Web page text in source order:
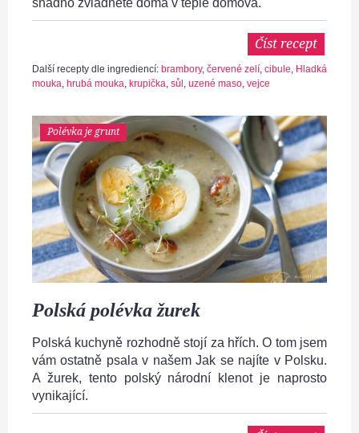
snadno zvládnete doma v teple domova.
Číst recept
Další recepty dle ingrediencí: brambory, červené zelí, cibule, Hladká
mouka, hrubá mouka, krupička, sůl , uzené maso, vejce
Polévka je grunt
Polská polévka žurek
Polská kuchyně rozhodně stojí za hřích. O tom jsem
vám ostatně psala v našem Jak se najíte v Polsku.
A žurek, tento polský národní klenot je naprosto
vynikající.